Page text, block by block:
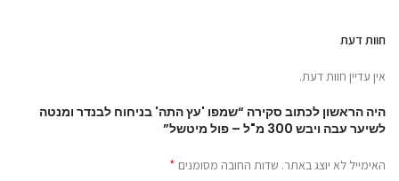
חוות דעת
אין עדיין חוות דעת.
היה הראשון לכתוב סקירה “שמפו 'עץ התה' בניחוח לבנדר ומנטה
לשיער עבה ויבש 300 מ"ל – פול מיטשל”
האימייל לא יוצג באתר. שדות החובה מסומנים *